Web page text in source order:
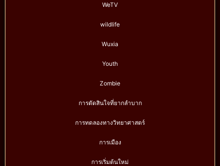
WeTV
wildlife
Wuxia
Youth
Zombie
การตัดสินใจที่ยากลำบาก
การทดลองทางวิทยาศาสตร์
การเมือง
การเริ่มต้นใหม่